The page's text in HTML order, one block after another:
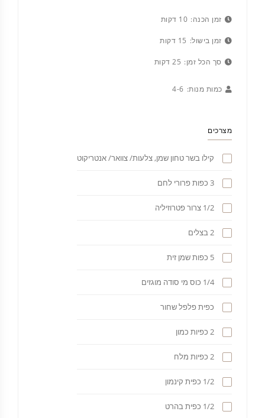
זמן הכנה: 10 דקות
זמן בישול: 15 דקות
סך הכל זמן: 25 דקות
כמות מנות: 4-6
מצרכים
קילו בשר טחון שמן, צלעות/ צוואר/ אנטריקוט
3 כפות פרורי לחם
1/2 צרור פטרוזיליה
2 בצלים
5 כפות שמן זית
1/4 כוס מי סודה מוגזים
כפית פלפל שחור
2 כפיות כמון
2 כפיות מלח
1/2 כפית קינמון
1/2 כפית בהרט